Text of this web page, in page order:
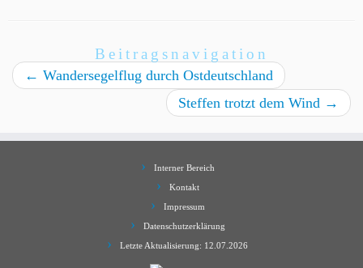
Beitragsnavigation
← Wandersegelflug durch Ostdeutschland
Steffen trotzt dem Wind →
Interner Bereich
Kontakt
Impressum
Datenschutzerklärung
Letzte Aktualisierung: 12.07.2026